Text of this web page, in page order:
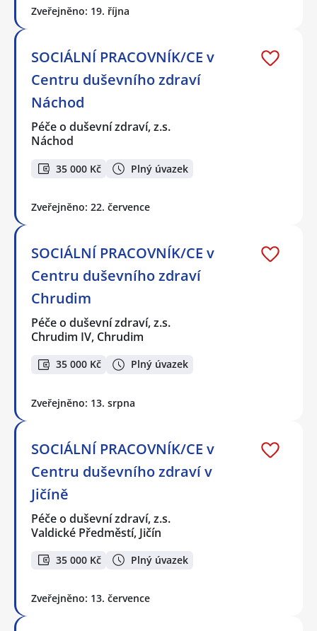
Zveřejněno: 19. října
SOCIÁLNÍ PRACOVNÍK/CE v
Centru duševního zdraví
Náchod
Péče o duševní zdraví, z.s.
Náchod
35 000 Kč Plný úvazek
Zveřejněno: 22. července
SOCIÁLNÍ PRACOVNÍK/CE v
Centru duševního zdraví
Chrudim
Péče o duševní zdraví, z.s.
Chrudim IV, Chrudim
35 000 Kč Plný úvazek
Zveřejněno: 13. srpna
SOCIÁLNÍ PRACOVNÍK/CE v
Centru duševního zdraví v
Jičíně
Péče o duševní zdraví, z.s.
Valdické Předměstí, Jičín
35 000 Kč Plný úvazek
Zveřejněno: 13. července